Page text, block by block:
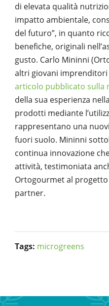
di elevata qualità
impatto ambientale,
del futuro”, in quanto
benefiche, originali
gusto. Carlo Mininni
altri giovani imprenditori
articolo pubblicato sulla
della sua esperienza
prodotti mediante
rappresentano una
fuori suolo. Mininni
continua innovazione
attività, testimoniata
Ortogourmet al progetto
partner.
Tags: microgreens